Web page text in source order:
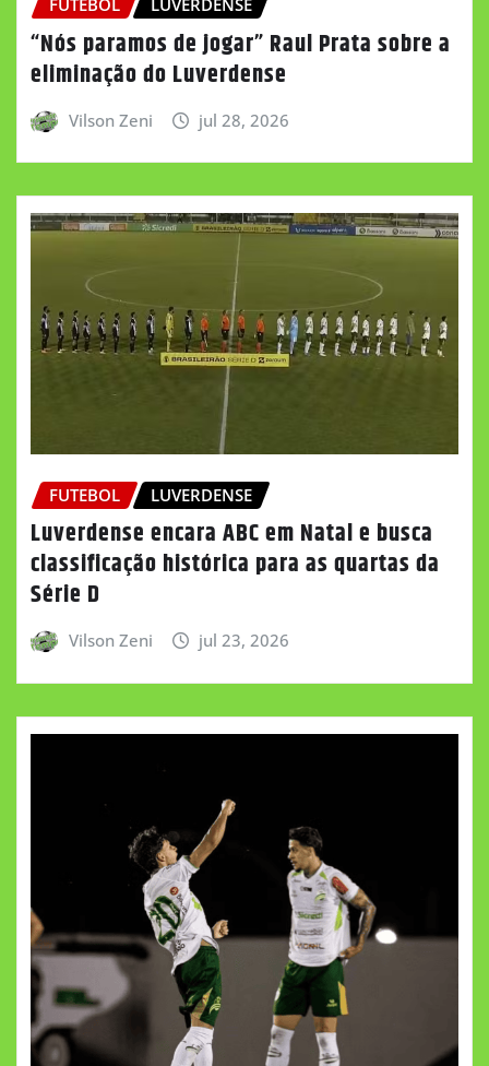
FUTEBOL LUVERDENSE
“Nós paramos de jogar” Raul Prata sobre a
eliminação do Luverdense
Vilson Zeni jul 28, 2026
FUTEBOL LUVERDENSE
Luverdense encara ABC em Natal e busca
classificação histórica para as quartas da
Série D
Vilson Zeni jul 23, 2026